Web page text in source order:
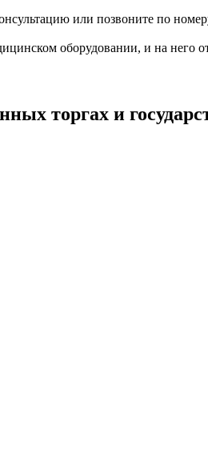
или позвоните по
оборудовании, и на него
торгах и